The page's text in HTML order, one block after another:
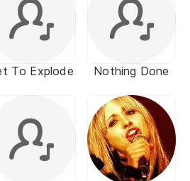
To Explode Nothing Done